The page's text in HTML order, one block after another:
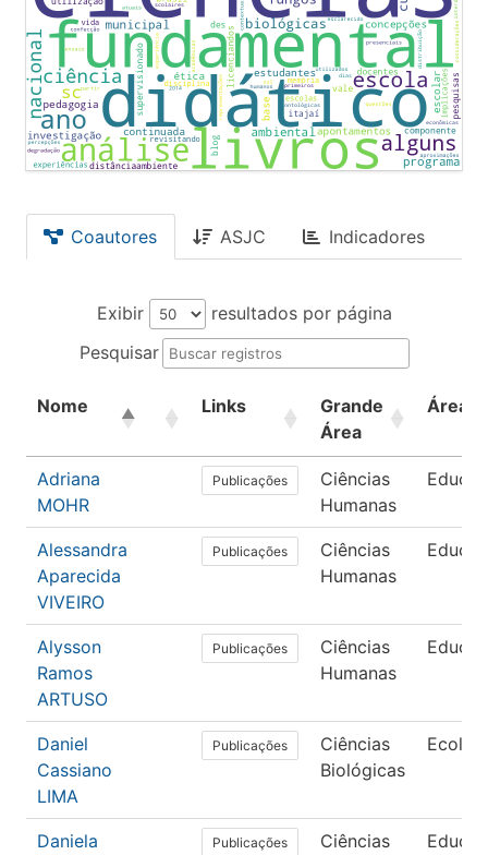
Coautores ASJC Indicadores
Exibir
resultados por página
Pesquisar
Nome Links
Grande
Área
Área
Adriana
MOHR
Publicações
Ciências
Humanas
Alessandra
Aparecida
VIVEIRO
Publicações
Ciências
Humanas
Alysson
Ramos
ARTUSO
Publicações
Ciências
Humanas
Daniel
Cassiano
LIMA
Publicações
Ciências
Biológicas
Daniela
Publicações
Ciências